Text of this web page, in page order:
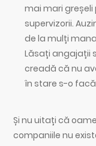
mai mari greșeli
supervizorii.
de la mulți
Lăsați angajații
creadă că nu
în stare s-o
Și nu uitați că
companiile nu